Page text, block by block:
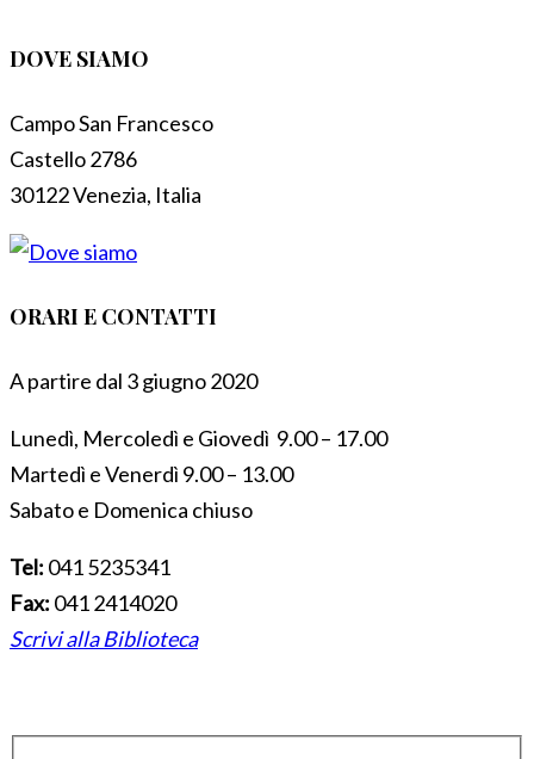
DOVE SIAMO
Campo San Francesco
Castello 2786
30122 Venezia, Italia
ORARI E CONTATTI
A partire dal 3 giugno 2020
Lunedì, Mercoledì e Giovedì 9.00 – 17.00
Martedì e Venerdì 9.00 – 13.00
Sabato e Domenica chiuso
Tel: 041 5235341
Fax: 041 2414020
Scrivi alla Biblioteca